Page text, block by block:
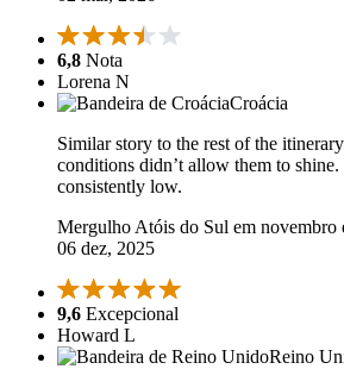
6,8 Nota
Lorena N
Croácia
Similar story to the rest of the
conditions didn’t allow them to
consistently low.
Mergulho Atóis do Sul em novembro
06 dez, 2025
9,6 Excepcional
Howard L
Reino